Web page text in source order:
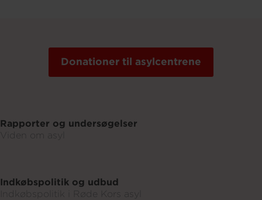
Donationer til asylcentrene
Rapporter og undersøgelser
Viden om asyl
Indkøbspolitik og udbud
Indkøbspolitik i Røde Kors asyl